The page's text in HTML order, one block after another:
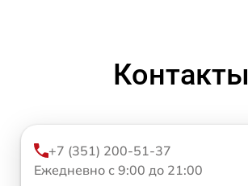
Контакты
+7 (351) 200-51-37
Ежедневно с 9:00 до 21:00